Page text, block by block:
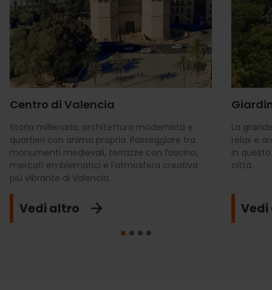
Centro di Valencia
Storia millenaria, architettura modernista e
quartieri con anima propria. Passeggiare tra
monumenti medievali, terrazze con fascino,
mercati emblematici e l'atmosfera creativa
più vibrante di Valencia.
Vedi altro
La
relax e
in
città.